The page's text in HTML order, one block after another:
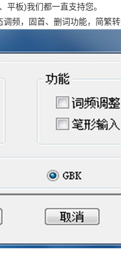
平板)我们都一直支持您。
频，固首、删词功能，简繁转